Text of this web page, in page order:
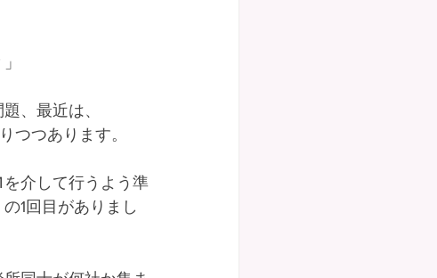
、最近は、
つつあります。
介して行うよう準
1回目がありまし